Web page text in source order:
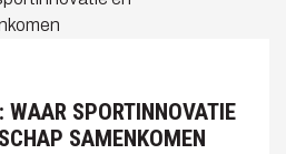
WAAR SPORTINNOVATIE
SAMENKOMEN